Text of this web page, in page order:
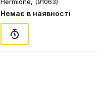
Немає в наявності